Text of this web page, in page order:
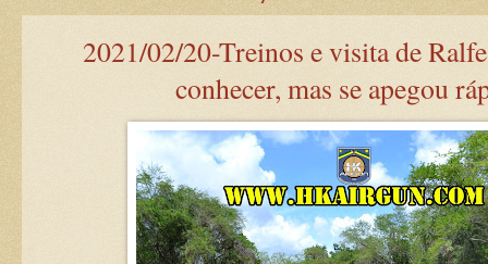
2021/02/20-Treinos e visita de
conhecer, mas se apegou